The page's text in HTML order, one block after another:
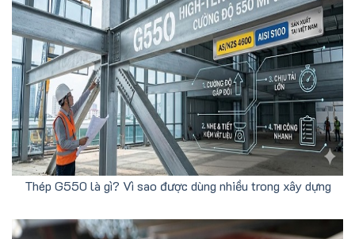
Thép G550 là gì? Vì sao được dùng nhiều trong xây dựng